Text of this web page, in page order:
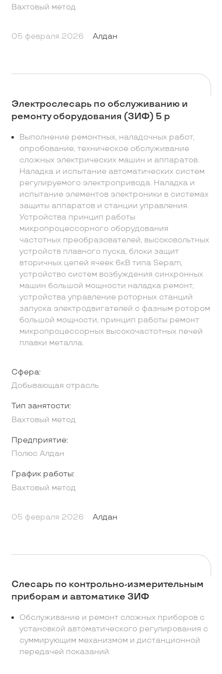
Вахтовый метод
05 февраля 2026 Алдан
Электрослесарь по обслуживанию и
ремонту оборудования (ЗИФ) 5 р
Выполнение ремонтных, наладочных работ,
опробование, техническое обслуживание
сложных электрических машин и аппаратов.
Наладка и испытание автоматических систем
регулируемого электропривода. Наладка и
испытание элементов электроники в системах
защиты аппаратов и станции управления.
Устройства принцип работы
микропроцессорного оборудования
частотных преобразователей, высоковольтных
устройств плавного пуска, блоки защит
вторичных цепей ячеек 6кВ типа Sepam,
устройство систем возбуждения синхронных
машин большой мощности наладка ремонт,
устройства управление роторных станций
запуска электродвигателей с фазным ротором
большой мощности, принцип работы ремонт
микропроцессорных высокочастотных печей
плавки металла.
Сфера:
Добывающая отрасль
Тип занятости:
Вахтовый метод
Предприятие:
Полюс Алдан
График работы:
Вахтовый метод
05 февраля 2026 Алдан
Слесарь по контрольно-измерительным
приборам и автоматике ЗИФ
Обслуживание и ремонт сложных приборов с
установкой автоматического регулирования с
суммирующим механизмом и дистанционной
передачей показаний.